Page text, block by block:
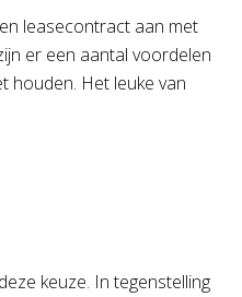
leasecontract aan met
er een aantal voordelen
houden. Het leuke van
keuze. In tegenstelling